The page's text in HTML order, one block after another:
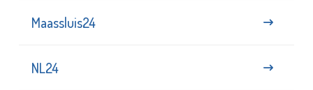
Maassluis24
NL24